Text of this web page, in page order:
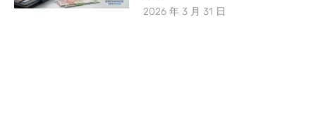
2026 年 3 月 31 日